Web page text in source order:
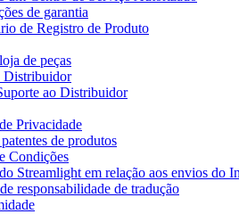
de garantia
de Registro de Produto
de peças
Distribuidor
ao Distribuidor
Privacidade
de produtos
Condições
Streamlight em relação aos envios do
responsabilidade de tradução